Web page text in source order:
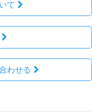
て
わせる